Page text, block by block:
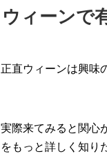
ウィーンで
正直ウィーンは興味
実際来てみると関心
をもっと詳しく知り